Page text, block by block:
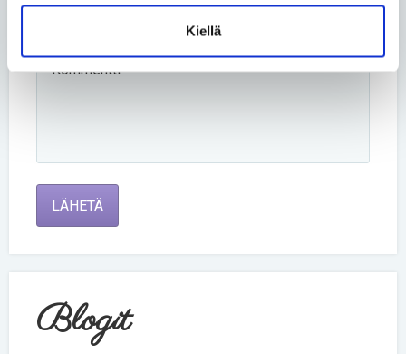
Kiellä
LÄHETÄ
Blogit